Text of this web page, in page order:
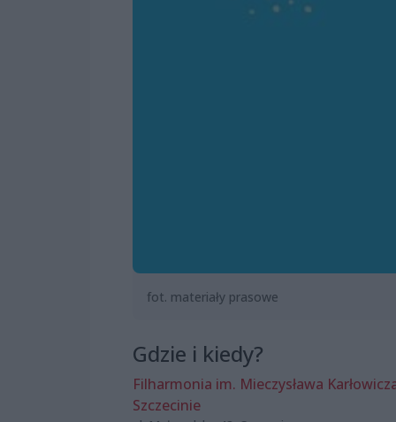
fot. materiały prasowe
Gdzie i kiedy?
Filharmonia im. Mieczysława
Szczecinie